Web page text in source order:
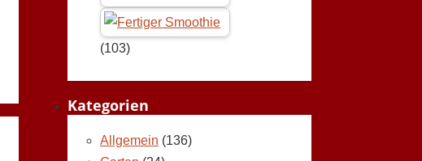
(103)
Kategorien
Allgemein (136)